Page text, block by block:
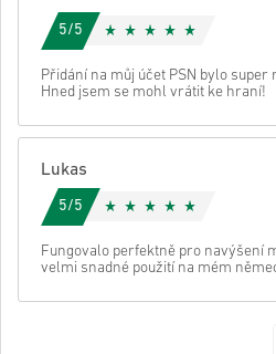
5/5
Přidání na můj účet PSN bylo
Hned jsem se mohl vrátit ke hraní!
Lukas
5/5
Fungovalo perfektně pro navýšení
velmi snadné použití na mém